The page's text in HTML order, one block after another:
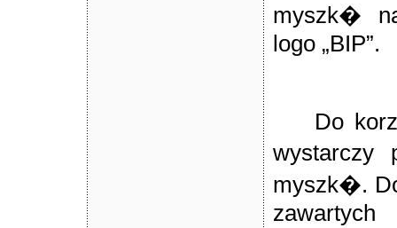
myszk�
logo „BIP”.
Do
wystarczy
myszk�.